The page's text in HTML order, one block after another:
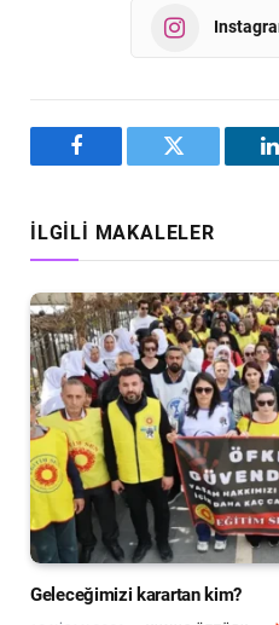
Facebook Twitter
İLGILI MAKALELER
Geleceğimizi karartan kim?